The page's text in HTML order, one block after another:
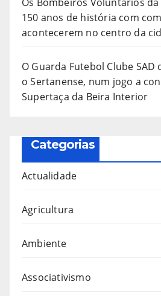
150 anos de história com
acontecerem no centro da
O Guarda Futebol Clube
o Sertanense, num jogo a
Supertaça da Beira Interior
Categorias
Actualidade
Agricultura
Ambiente
Associativismo